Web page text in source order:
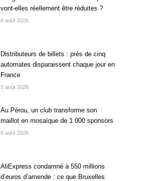
vont-elles réellement être réduites ?
6 août 2026
Distributeurs de billets : près de cinq
automates disparaissent chaque jour en
France
5 août 2026
Au Pérou, un club transforme son
maillot en mosaïque de 1 000 sponsors
5 août 2026
AliExpress condamné à 550 millions
d’euros d’amende : ce que Bruxelles